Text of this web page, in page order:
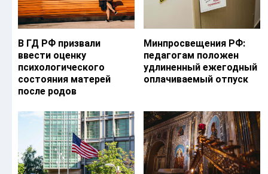
В ГД РФ призвали
ввести оценку
психологического
состояния матерей
после родов
Минпросвещения РФ:
педагогам положен
удлиненный ежегодный
оплачиваемый отпуск